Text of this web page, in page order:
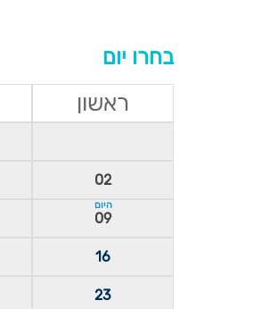
בחרו יום
ראשון
02
09
היום
16
23